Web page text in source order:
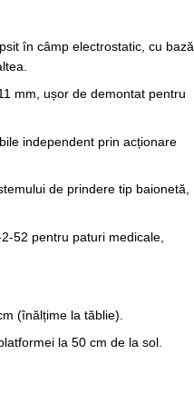
în câmp electrostatic, cu bază
mm, ușor de demontat pentru
independent prin acționare
de prindere tip baionetă,
52 pentru paturi medicale,
(înălțime la tăblie).
la 50 cm de la sol.